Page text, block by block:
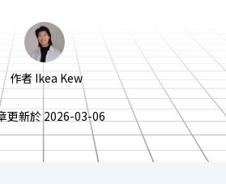
作者 Ikea Kew
更新於 2026-03-06